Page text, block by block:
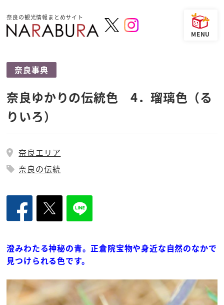
奈良の観光情報まとめサイト
奈良事典
奈良ゆかりの伝統色 4．瑠璃色（る
りいろ）
奈良エリア
奈良の伝統
澄みわたる神秘の青。正倉院宝物や身近な自然のなかで
見つけられる色です。